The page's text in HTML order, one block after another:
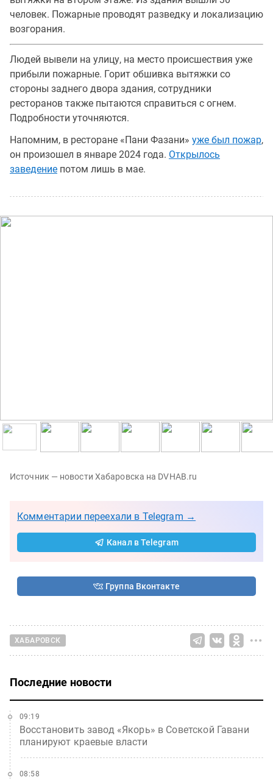
человек. Пожарные проводят разведку и локализацию
возгорания.
Людей вывели на улицу, на место происшествия уже
прибыли пожарные. Горит обшивка вытяжки со
стороны заднего двора здания, сотрудники
ресторанов также пытаются справиться с огнем.
Подробности уточняются.
Напомним, в ресторане «Пани Фазани» уже был пожар,
он произошел в январе 2024 года. Открылось
заведение потом лишь в мае.
Источник — новости Хабаровска на DVHAB.ru
Комментарии переехали в Telegram →
Канал в Telegram
Группа Вконтакте
ХАБАРОВСК
Последние новости
Восстановить завод «Якорь» в Советской Гавани
планируют краевые власти
09:19
08:58